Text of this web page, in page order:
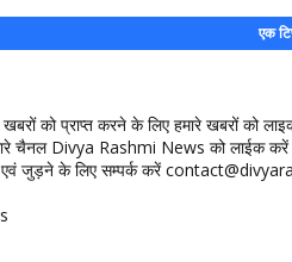
एक
खबरों को प्राप्त करने के लिए हमारे खबरों को
चैनल Divya Rashmi News को लाईक
एवं जुड़ने के लिए सम्पर्क करें